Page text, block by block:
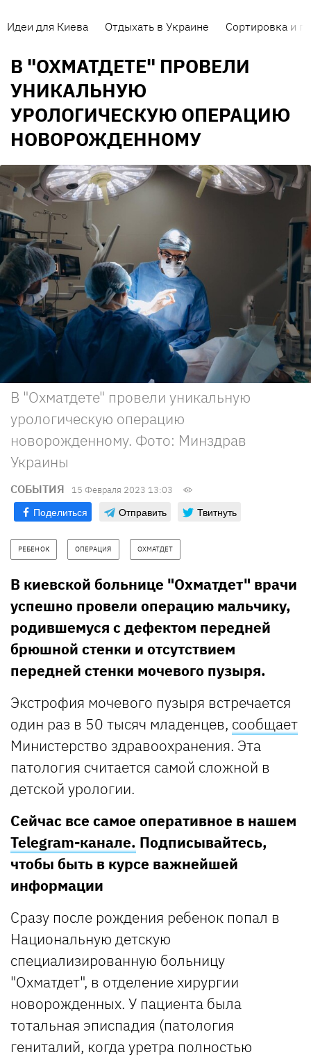
Идеи для Киева Отдыхать в Украине Сортировка и
В "ОХМАТДЕТЕ" ПРОВЕЛИ
УНИКАЛЬНУЮ
УРОЛОГИЧЕСКУЮ ОПЕРАЦИЮ
НОВОРОЖДЕННОМУ
В "Охматдете" провели уникальную
урологическую операцию
новорожденному. Фото: Минздрав
Украины
СОБЫТИЯ 15 Февраля 2023 13:03
Поделиться Отправить Твитнуть
РЕБЕНОК ОПЕРАЦИЯ ОХМАТДЕТ
В киевской больнице "Охматдет" врачи
успешно провели операцию мальчику,
родившемуся с дефектом передней
брюшной стенки и отсутствием
передней стенки мочевого пузыря.
Экстрофия мочевого пузыря встречается
один раз в 50 тысяч младенцев, сообщает
Министерство здравоохранения. Эта
патология считается самой сложной в
детской урологии.
Сейчас все самое оперативное в нашем
Telegram-канале. Подписывайтесь,
чтобы быть в курсе важнейшей
информации
Сразу после рождения ребенок попал в
Национальную детскую
специализированную больницу
"Охматдет", в отделение хирургии
новорожденных. У пациента была
тотальная эписпадия (патология
гениталий, когда уретра полностью